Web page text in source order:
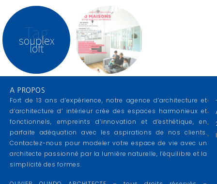
Tag
souplex
loft
A PROPOS
Fort de 13 ans d’expérience, notre agence d’architecture et
d’architecture d’ intérieur crée des espaces harmonieux et
fonctionnels, empreints d’innovation et d’esthétique, en
parfaite adéquation avec les aspirations de nos clients.
Contactez-nous pour modeler votre espace de vie avec un
architecte passionné par la lumière naturelle, l’équilibre et la
simplicité des formes.